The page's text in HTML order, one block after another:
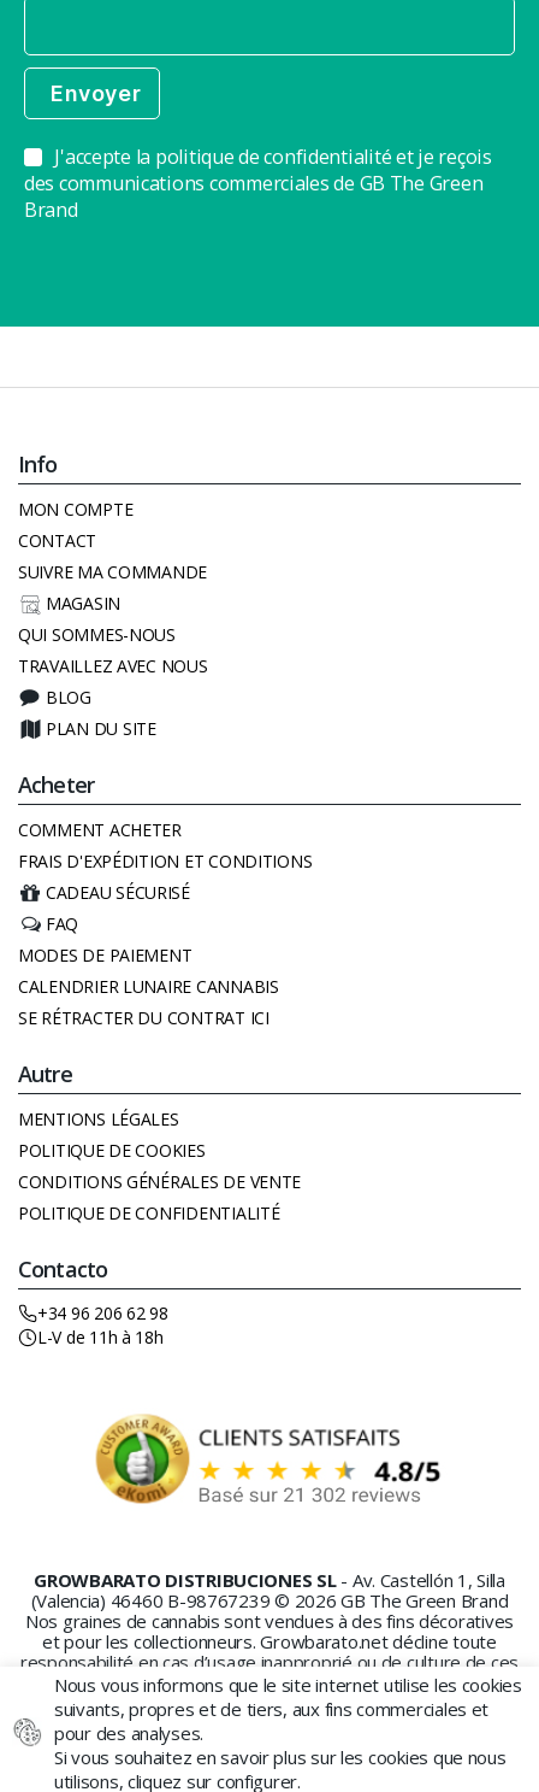
J'accepte la politique de confidentialité et je reçois
des communications commerciales de GB The Green
Brand
Info
MON COMPTE
CONTACT
SUIVRE MA COMMANDE
MAGASIN
QUI SOMMES-NOUS
TRAVAILLEZ AVEC NOUS
BLOG
PLAN DU SITE
Acheter
COMMENT ACHETER
FRAIS D'EXPÉDITION ET CONDITIONS
CADEAU SÉCURISÉ
FAQ
MODES DE PAIEMENT
CALENDRIER LUNAIRE CANNABIS
SE RÉTRACTER DU CONTRAT ICI
Autre
MENTIONS LÉGALES
POLITIQUE DE COOKIES
CONDITIONS GÉNÉRALES DE VENTE
POLITIQUE DE CONFIDENTIALITÉ
Contacto
+34 96 206 62 98
L-V de 11h à 18h
GROWBARATO DISTRIBUCIONES SL - Av. Castellón 1, Silla
(Valencia) 46460 B-98767239 © 2026 GB The Green Brand
Nos graines de cannabis sont vendues à des fins décoratives
et pour les collectionneurs. Growbarato.net décline toute
responsabilité en cas d’usage inapproprié ou de culture de ces
graines.
Nous vous informons que le site internet utilise les cookies
suivants, propres et de tiers, aux fins commerciales et
pour des analyses.
Si vous souhaitez en savoir plus sur les cookies que nous
utilisons, cliquez sur configurer.